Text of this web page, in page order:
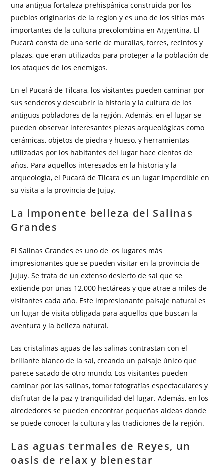
una antigua fortaleza prehispánica construida por los
pueblos originarios de la región y es uno de los sitios más
importantes de la cultura precolombina en Argentina. El
Pucará consta de una serie de murallas, torres, recintos y
plazas, que eran utilizados para proteger a la población de
los ataques de los enemigos.
En el Pucará de Tilcara, los visitantes pueden caminar por
sus senderos y descubrir la historia y la cultura de los
antiguos pobladores de la región. Además, en el lugar se
pueden observar interesantes piezas arqueológicas como
cerámicas, objetos de piedra y hueso, y herramientas
utilizadas por los habitantes del lugar hace cientos de
años. Para aquellos interesados en la historia y la
arqueología, el Pucará de Tilcara es un lugar imperdible en
su visita a la provincia de Jujuy.
La imponente belleza del Salinas
Grandes
El Salinas Grandes es uno de los lugares más
impresionantes que se pueden visitar en la provincia de
Jujuy. Se trata de un extenso desierto de sal que se
extiende por unas 12.000 hectáreas y que atrae a miles de
visitantes cada año. Este impresionante paisaje natural es
un lugar de visita obligada para aquellos que buscan la
aventura y la belleza natural.
Las cristalinas aguas de las salinas contrastan con el
brillante blanco de la sal, creando un paisaje único que
parece sacado de otro mundo. Los visitantes pueden
caminar por las salinas, tomar fotografías espectaculares y
disfrutar de la paz y tranquilidad del lugar. Además, en los
alrededores se pueden encontrar pequeñas aldeas donde
se puede conocer la cultura y las tradiciones de la región.
Las aguas termales de Reyes, un
oasis de relax y bienestar